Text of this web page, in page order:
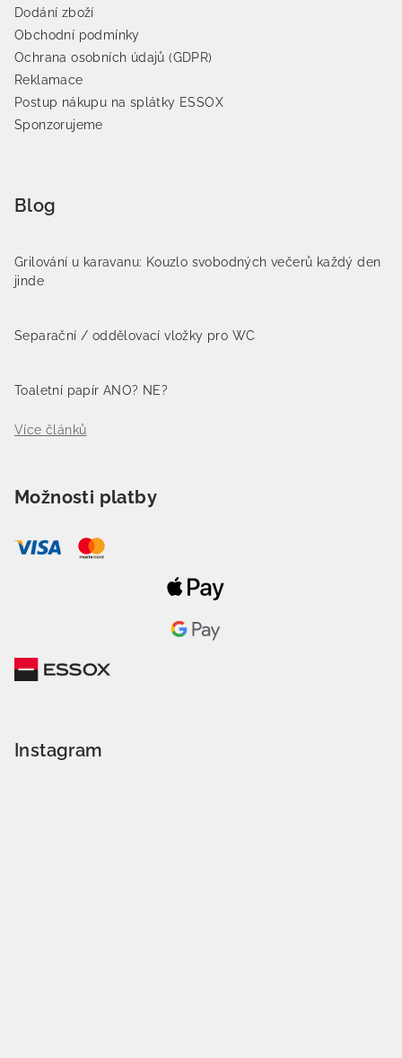
Dodání zboží
Obchodní podmínky
Ochrana osobních údajů (GDPR)
Reklamace
Postup nákupu na splátky ESSOX
Sponzorujeme
Blog
Grilování u karavanu: Kouzlo svobodných večerů každý den
jinde
Separační / oddělovací vložky pro WC
Toaletní papír ANO? NE?
Více článků
Možnosti platby
Instagram